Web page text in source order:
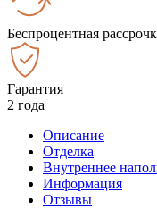
Беспроцентная
Гарантия
2 года
Описание
Отделка
Внутреннее
Информация
Отзывы